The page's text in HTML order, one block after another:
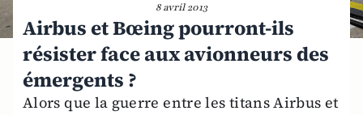
8 avril 2013
Airbus et Bœing pourront-ils
résister face aux avionneurs des
émergents ?
Alors que la guerre entre les titans Airbus et